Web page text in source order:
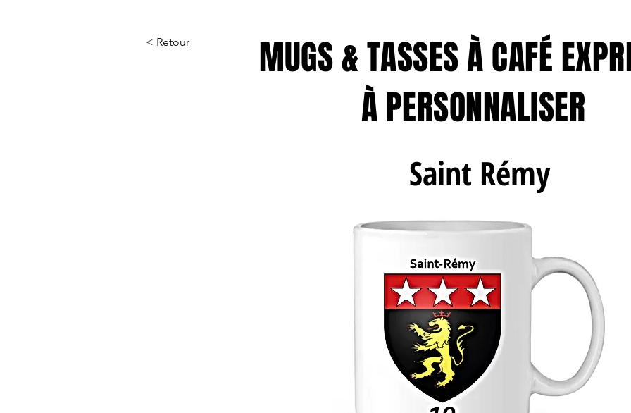
MUGS & TASSES À CAFÉ
À PERSONNALISER
< Retour
Saint Rémy